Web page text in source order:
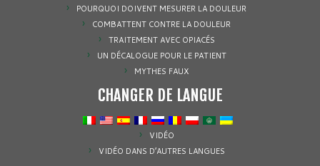
POURQUOI DOIVENT MESURER LA DOULEUR
COMBATTENT CONTRE LA DOULEUR
TRAITEMENT AVEC OPIACÉS
UN DÉCALOGUE POUR LE PATIENT
MYTHES FAUX
CHANGER DE LANGUE
VIDÉO
VIDÉO DANS D’AUTRES LANGUES